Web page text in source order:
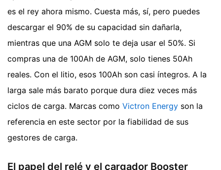
es el rey ahora mismo. Cuesta más, sí, pero puedes
descargar el 90% de su capacidad sin dañarla,
mientras que una AGM solo te deja usar el 50%. Si
compras una de 100Ah de AGM, solo tienes 50Ah
reales. Con el litio, esos 100Ah son casi íntegros. A la
larga sale más barato porque dura diez veces más
ciclos de carga. Marcas como Victron Energy son la
referencia en este sector por la fiabilidad de sus
gestores de carga.
El papel del relé y el cargador Booster